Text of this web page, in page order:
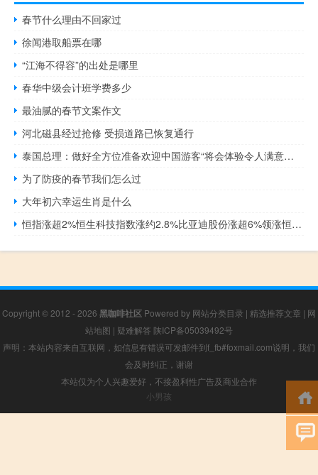
春节什么理由不回家过
徐闻港取船票在哪
“江海不得容”的出处是哪里
春华中级会计班学费多少
最油腻的春节文案作文
河北磁县经过抢修 受损道路已恢复通行
泰国总理：做好全方位准备欢迎中国游客“将会体验令人满意的服务”
为了防疫的春节我们怎么过
大年初六幸运生肖是什么
恒指涨超2%恒生科技指数涨约2.8%比亚迪股份涨超6%领涨恒指成分股
Copyright © 2012 - 2026 黑咖啡社区 Powered by 网站分类目录 | 精选推荐文章 | 网
站地图 | 疑难解答 陕ICP备05039492号
声明：本站内容来自互联网，如信息有错误可发邮件到f_fb#foxmail.com说明，我们
会及时纠正，谢谢
本站仅为个人兴趣爱好，不接盈利性广告及商业合作
小男孩